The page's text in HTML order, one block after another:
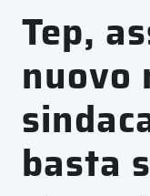
Tep,
nuovo
basta